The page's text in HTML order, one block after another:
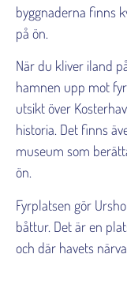
byggnaderna finns
på ön.
När du kliver iland
hamnen upp mot
utsikt över
historia. Det finns
museum som
ön.
Fyrplatsen gör
båttur. Det är en
och där havets